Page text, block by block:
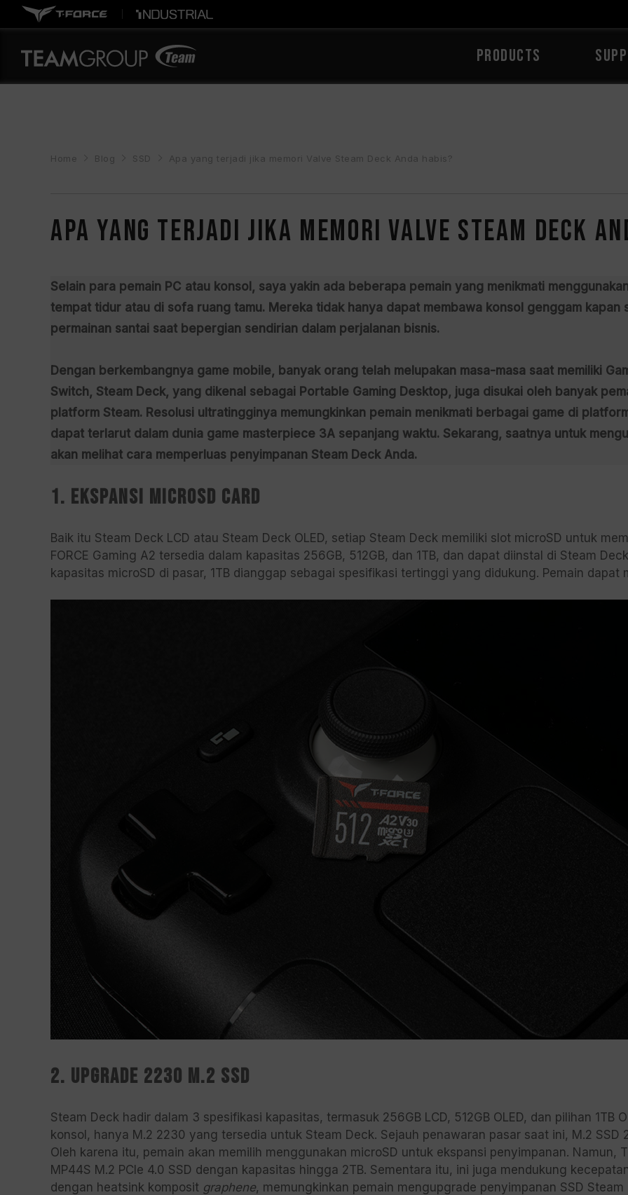
PRODUCTS
Home Blog SSD Apa yang terjadi jika memori Valve Steam Deck Anda habis?
Apa yang terjadi jika memori Valve Steam Deck
Selain para pemain PC atau konsol, saya yakin ada beberapa pemain yang menikmati
tempat tidur atau di sofa ruang tamu. Mereka tidak hanya dapat membawa konsol genggam kapan
permainan santai saat bepergian sendirian dalam perjalanan bisnis.
Dengan berkembangnya game mobile, banyak orang telah melupakan masa-masa saat memiliki
Switch, Steam Deck, yang dikenal sebagai Portable Gaming Desktop, juga disukai oleh banyak
platform Steam. Resolusi ultratingginya memungkinkan pemain menikmati berbagai game di
dapat terlarut dalam dunia game masterpiece 3A sepanjang waktu. Sekarang, saatnya untuk
akan melihat cara memperluas penyimpanan Steam Deck Anda.
1. Ekspansi MicroSD Card
Baik itu Steam Deck LCD atau Steam Deck OLED, setiap Steam Deck memiliki slot microSD untuk
FORCE Gaming A2 tersedia dalam kapasitas 256GB, 512GB, dan 1TB, dan dapat diinstal di Steam
kapasitas microSD di pasar, 1TB dianggap sebagai spesifikasi tertinggi yang didukung. Pemain
2. Upgrade 2230 M.2 SSD
Steam Deck hadir dalam 3 spesifikasi kapasitas, termasuk 256GB LCD, 512GB OLED, dan pilihan 1TB
konsol, hanya M.2 2230 yang tersedia untuk Steam Deck. Sejauh penawaran pasar saat ini, M.2
Oleh karena itu, pemain akan memilih menggunakan microSD untuk ekspansi penyimpanan. Namun,
MP44S M.2 PCIe 4.0 SSD dengan kapasitas hingga 2TB. Sementara itu, ini juga mendukung
dengan heatsink komposit graphene, memungkinkan pemain mengupgrade penyimpanan SSD Steam